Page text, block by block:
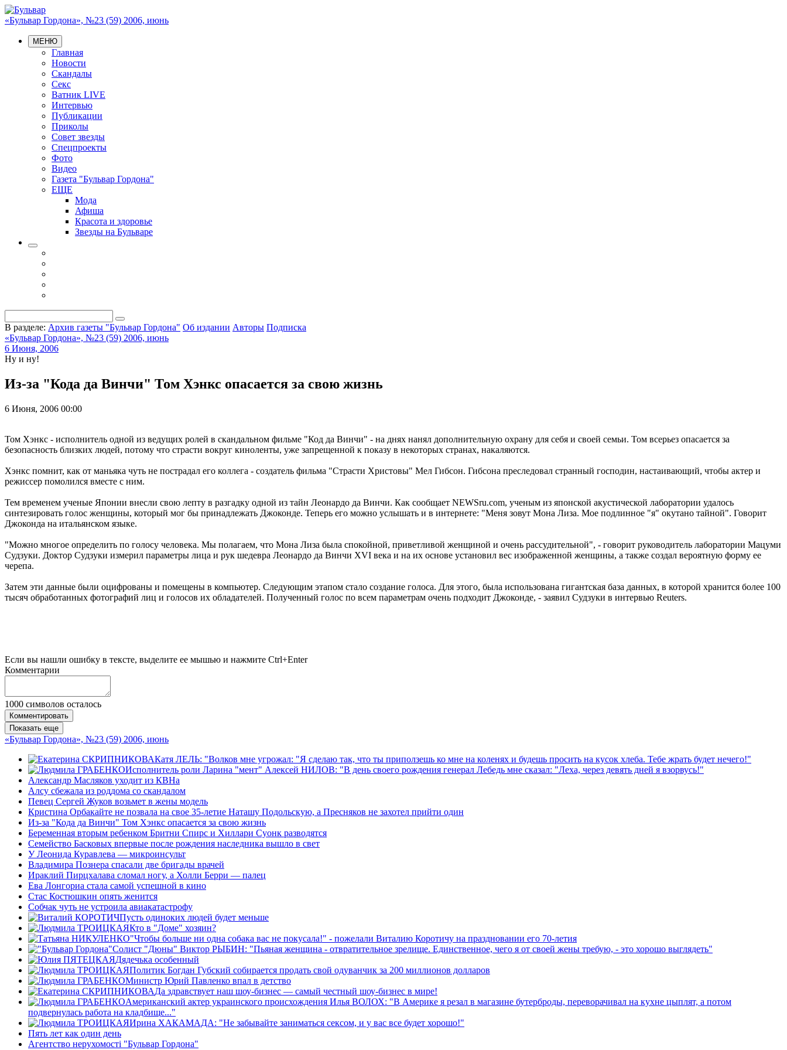
«Бульвар Гордона», №23 (59) 2006, июнь
МЕНЮ
Главная
Новости
Скандалы
Секс
Ватник LIVE
Интервью
Публикации
Приколы
Совет звезды
Спецпроекты
Фото
Видео
Газета "Бульвар Гордона"
ЕЩЕ
Мода
Афиша
Красота и здоровье
Звезды на Бульваре
В разделе: Архив газеты "Бульвар Гордона" Об издании Авторы Подписка
«Бульвар Гордона», №23 (59) 2006, июнь
6 Июня, 2006
Ну и ну!
Из-за "Кода да Винчи" Том Хэнкс опасается за свою жизнь
6 Июня, 2006 00:00
Том Хэнкс - исполнитель одной из ведущих ролей в скандальном фильме "Код да Винчи" - на днях нанял дополнительную охрану для себя и своей семьи. Том всерьез опасается за
безопасность близких людей, потому что страсти вокруг киноленты, уже запрещенной к показу в некоторых странах, накаляются.
Хэнкс помнит, как от маньяка чуть не пострадал его коллега - создатель фильма "Страсти Христовы" Мел Гибсон. Гибсона преследовал странный господин, настаивающий, чтобы актер и
режиссер помолился вместе с ним.
Тем временем ученые Японии внесли свою лепту в разгадку одной из тайн Леонардо да Винчи. Как сообщает NEWSru.com, ученым из японской акустической лаборатории удалось
синтезировать голос женщины, который мог бы принадлежать Джоконде. Теперь его можно услышать и в интернете: "Меня зовут Мона Лиза. Мое подлинное "я" окутано тайной". Говорит
Джоконда на итальянском языке.
"Можно многое определить по голосу человека. Мы полагаем, что Мона Лиза была спокойной, приветливой женщиной и очень рассудительной", - говорит руководитель лаборатории Мацуми
Судзуки. Доктор Судзуки измерил параметры лица и рук шедевра Леонардо да Винчи XVI века и на их основе установил вес изображенной женщины, а также создал вероятную форму ее
черепа.
Затем эти данные были оцифрованы и помещены в компьютер. Следующим этапом стало создание голоса. Для этого, была использована гигантская база данных, в которой хранится более 100
тысяч обработанных фотографий лиц и голосов их обладателей. Полученный голос по всем параметрам очень подходит Джоконде, - заявил Судзуки в интервью Reuters.
Если вы нашли ошибку в тексте, выделите ее мышью и нажмите Ctrl+Enter
Комментарии
1000 символов осталось
Комментировать
Показать еще
«Бульвар Гордона», №23 (59) 2006, июнь
Катя ЛЕЛЬ: "Волков мне угрожал: "Я сделаю так, что ты приползешь ко мне на коленях и будешь просить на кусок хлеба. Тебе жрать будет нечего!"
Исполнитель роли Ларина "мент" Алексей НИЛОВ: "В день своего рождения генерал Лебедь мне сказал: "Леха, через девять дней я взорвусь!"
Александр Масляков уходит из КВНа
Алсу сбежала из роддома со скандалом
Певец Сергей Жуков возьмет в жены модель
Кристина Орбакайте не позвала на свое 35-летие Наташу Подольскую, а Пресняков не захотел прийти один
Из-за "Кода да Винчи" Том Хэнкс опасается за свою жизнь
Беременная вторым ребенком Бритни Спирс и Хиллари Суонк разводятся
Семейство Басковых впервые после рождения наследника вышло в свет
У Леонида Куравлева — микроинсульт
Владимира Познера спасали две бригады врачей
Ираклий Пирцхалава сломал ногу, а Холли Берри — палец
Ева Лонгориа стала самой успешной в кино
Стас Костюшкин опять женится
Собчак чуть не устроила авиакатастрофу
Пусть одиноких людей будет меньше
Кто в "Доме" хозяин?
"Чтобы больше ни одна собака вас не покусала!" - пожелали Виталию Коротичу на праздновании его 70-летия
Солист "Дюны" Виктор РЫБИН: "Пьяная женщина - отвратительное зрелище. Единственное, чего я от своей жены требую, - это хорошо выглядеть"
Дядечька особенный
Политик Богдан Губский собирается продать свой одуванчик за 200 миллионов долларов
Министр Юрий Павленко впал в детство
Да здравствует наш шоу-бизнес — самый честный шоу-бизнес в мире!
Американский актер украинского происхождения Илья ВОЛОХ: "В Америке я резал в магазине бутерброды, переворачивал на кухне цыплят, а потом
подвернулась работа на кладбище..."
Ирина ХАКАМАДА: "Не забывайте заниматься сексом, и у вас все будет хорошо!"
Пять лет как один день
Агентство нерухомості "Бульвар Гордона"